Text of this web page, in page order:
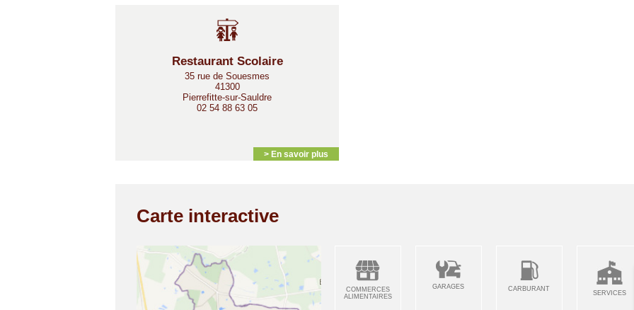
Restaurant Scolaire
35 rue de Souesmes
41300
Pierrefitte-sur-Sauldre
02 54 88 63 05
> En savoir plus
Carte interactive
COMMERCES
ALIMENTAIRES
GARAGES CARBURANT
SERVICES